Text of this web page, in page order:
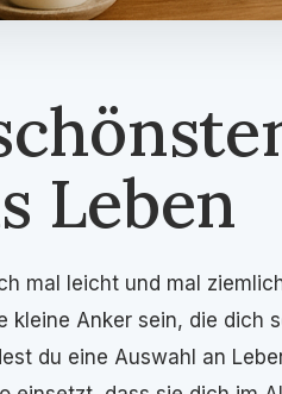
Leben
mal leicht und mal
kleine Anker sein, die dich
du eine Auswahl an